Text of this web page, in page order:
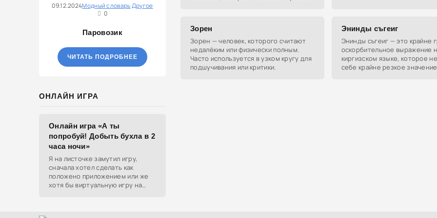
09.12.2024Модный словарьДругое
0
Паровозик
ЧИТАТЬ ПОДРОБНЕЕ
ОНЛАЙН ИГРА
Онлайн игра «А ты
попробуй! Добыть бухла в 2
часа ночи»
Я на листочке замутил игру,
сначала хотел сделать как
положено приложением или же
хотя бы виртуальную игру на
Зорен
Зорен — человек, которого считают
недалёким или физически полным.
Часто используется в узком кругу для
подшучивания или критики.
Энинды съгеиг
Энинды съгеиг — это крайне
оскорбительное выражение
киргизском языке, которое
себе крайне резкое